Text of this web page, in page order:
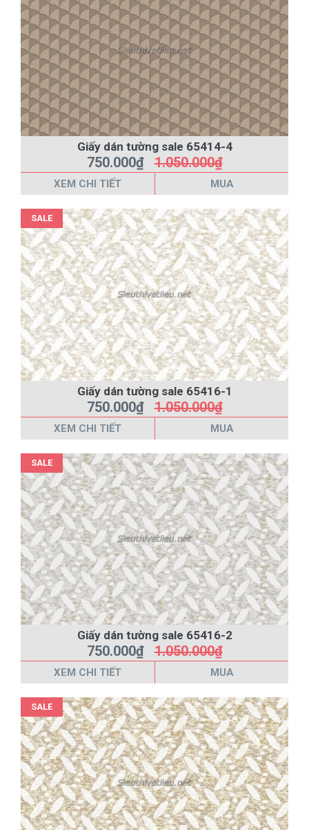
Giấy dán tường sale 65414-4
750.000₫1.050.000₫
XEM CHI TIẾT MUA
SALE
Giấy dán tường sale 65416-1
750.000₫1.050.000₫
XEM CHI TIẾT MUA
SALE
Giấy dán tường sale 65416-2
750.000₫1.050.000₫
XEM CHI TIẾT MUA
SALE